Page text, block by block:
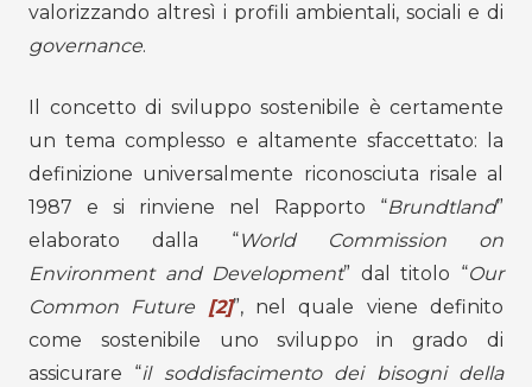
valorizzando altresì i profili ambientali, sociali e di
governance.
Il concetto di sviluppo sostenibile è certamente
un tema complesso e altamente sfaccettato: la
definizione universalmente riconosciuta risale al
1987 e si rinviene nel Rapporto “Brundtland”
elaborato dalla “World Commission on
Environment and Development” dal titolo “Our
Common Future [2]”, nel quale viene definito
come sostenibile uno sviluppo in grado di
assicurare “il soddisfacimento dei bisogni della